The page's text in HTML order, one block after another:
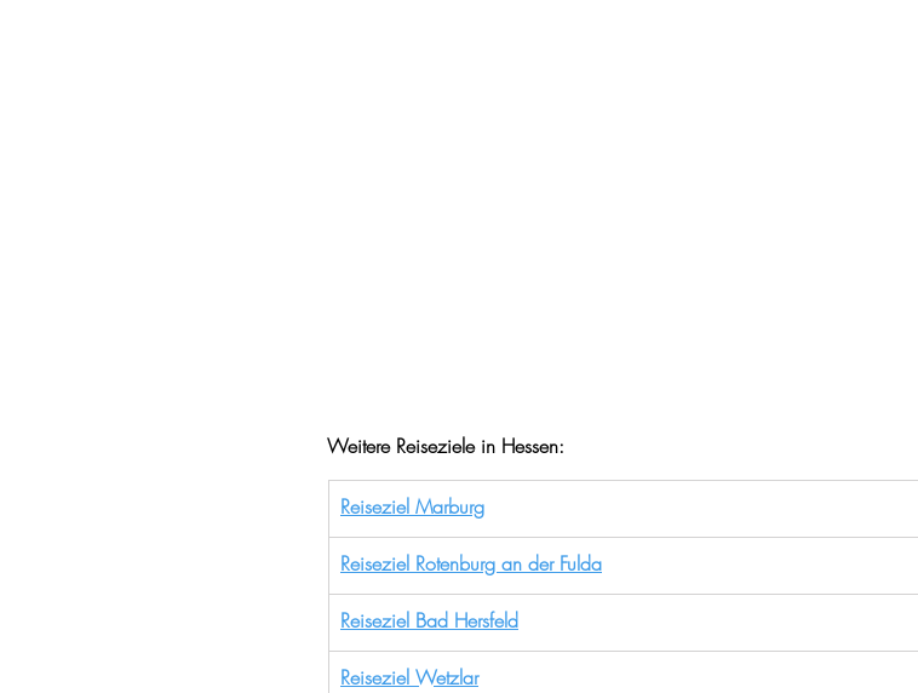
Weitere Reiseziele in Hessen:
Reiseziel Marburg
Reiseziel Rotenburg an der Fulda
Reiseziel Bad Hersfeld
Reiseziel Wetzlar